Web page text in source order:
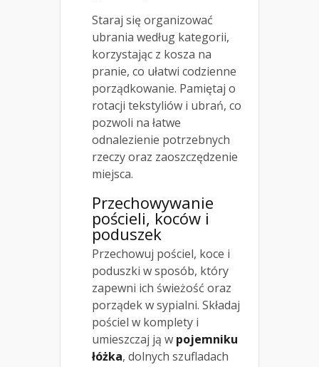
Staraj się organizować
ubrania według kategorii,
korzystając z kosza na
pranie, co ułatwi codzienne
porządkowanie. Pamiętaj o
rotacji tekstyliów i ubrań, co
pozwoli na łatwe
odnalezienie potrzebnych
rzeczy oraz zaoszczędzenie
miejsca.
Przechowywanie
pościeli, koców i
poduszek
Przechowuj pościel, koce i
poduszki w sposób, który
zapewni ich świeżość oraz
porządek w sypialni. Składaj
pościel w komplety i
umieszczaj ją w pojemniku
łóżka, dolnych szufladach